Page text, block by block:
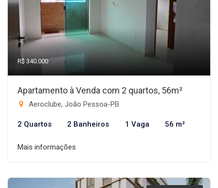
R$ 340.000
Apartamento à Venda com 2 quartos, 56m²
Aeroclube, João Pessoa-PB
2 Quartos 2 Banheiros 1 Vaga 56 m²
Mais informações